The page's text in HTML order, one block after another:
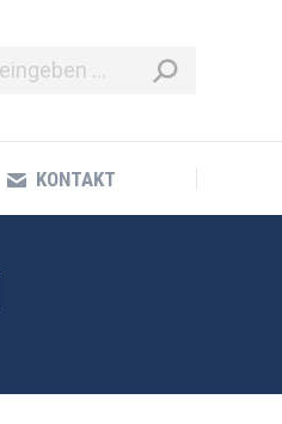
KONTAKT